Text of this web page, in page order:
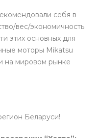
себя в
вес/экономичность
этих основных для
моторы Mikatsu
на мировом рынке
Беларуси!